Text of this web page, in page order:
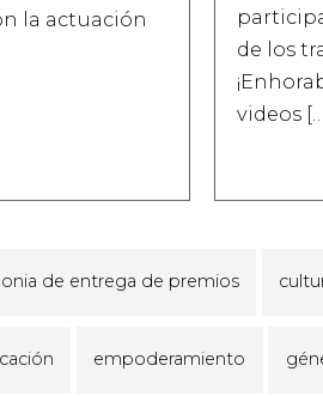
la actuación
de los
videos
de entrega de premios
empoderamiento